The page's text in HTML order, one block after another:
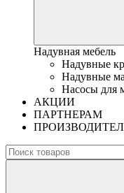
Надувная мебель
Надувные
Надувные
Насосы для
АКЦИИ
ПАРТНЕРАМ